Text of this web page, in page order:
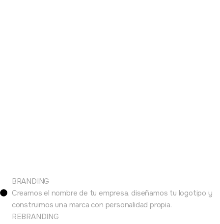
BRANDING
Creamos el nombre de tu empresa, diseñamos tu logotipo y
construimos una marca con personalidad propia.
REBRANDING